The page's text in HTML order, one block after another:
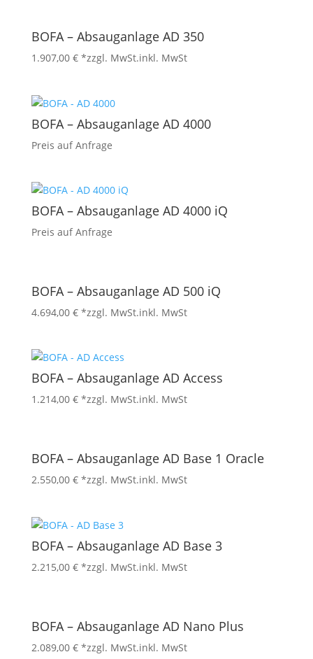
BOFA – Absauganlage AD 350
1.907,00 € *zzgl. MwSt.inkl. MwSt
BOFA – Absauganlage AD 4000
Preis auf Anfrage
BOFA – Absauganlage AD 4000 iQ
Preis auf Anfrage
BOFA – Absauganlage AD 500 iQ
4.694,00 € *zzgl. MwSt.inkl. MwSt
BOFA – Absauganlage AD Access
1.214,00 € *zzgl. MwSt.inkl. MwSt
BOFA – Absauganlage AD Base 1 Oracle
2.550,00 € *zzgl. MwSt.inkl. MwSt
BOFA – Absauganlage AD Base 3
2.215,00 € *zzgl. MwSt.inkl. MwSt
BOFA – Absauganlage AD Nano Plus
2.089,00 € *zzgl. MwSt.inkl. MwSt